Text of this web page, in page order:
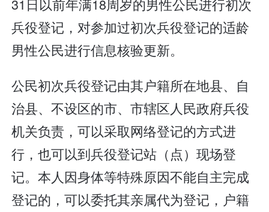
31日以前年满18周岁的男性公民进行初次
兵役登记，对参加过初次兵役登记的适龄
男性公民进行信息核验更新。
公民初次兵役登记由其户籍所在地县、自
治县、不设区的市、市辖区人民政府兵役
机关负责，可以采取网络登记的方式进
行，也可以到兵役登记站（点）现场登
记。本人因身体等特殊原因不能自主完成
登记的，可以委托其亲属代为登记，户籍